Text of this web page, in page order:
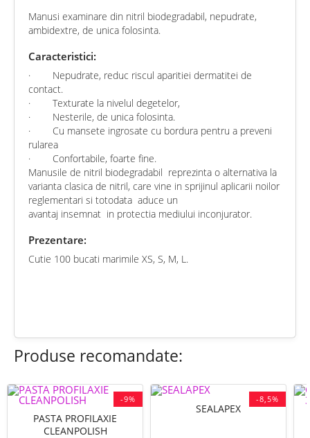
Manusi examinare din nitril biodegradabil, nepudrate,
ambidextre, de unica folosinta.
Caracteristici:
·
Nepudrate, reduc riscul aparitiei dermatitei de
contact.
·
Texturate la nivelul degetelor,
·
Nesterile, de unica folosinta.
·
Cu mansete ingrosate cu bordura pentru a preveni
rularea
·
Confortabile, foarte fine.
Manusile de nitril biodegradabil
reprezinta o alternativa la
varianta clasica de nitril, care vine in sprijinul aplicarii noilor
reglementari si totodata aduce un
avantaj insemnat in protectia mediului inconjurator.
Prezentare:
Cutie 100 bucati marimile XS, S, M, L.
Produse recomandate:
-9%
PASTA PROFILAXIE
CLEANPOLISH
-8,5%
SEALAPEX